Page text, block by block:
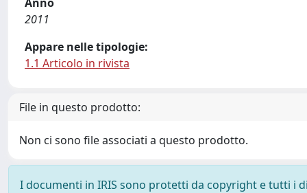
2011
Appare nelle tipologie:
1.1 Articolo in rivista
File in questo prodotto:
Non ci sono file associati a questo prodotto.
I documenti in IRIS sono protetti da copyright e tutti i